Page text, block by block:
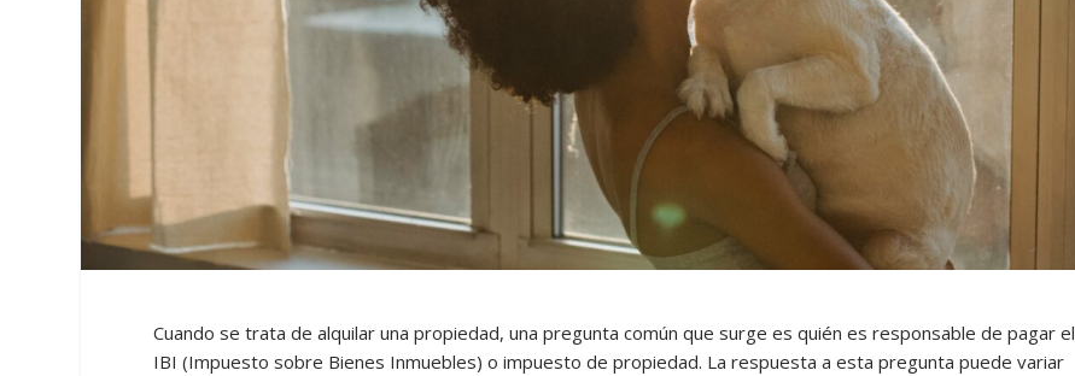
Cuando se trata de alquilar una propiedad, una pregunta común que surge es quién es responsable de pagar el
IBI (Impuesto sobre Bienes Inmuebles) o impuesto de propiedad. La respuesta a esta pregunta puede variar